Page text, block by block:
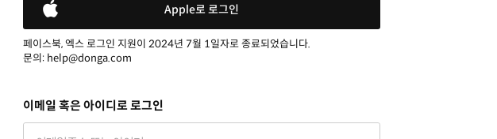
Apple로 로그인
페이스북, 엑스 로그인 지원이 2024년 7월 1일자로 종료되었습니다.
문의: help@donga.com
이메일 혹은 아이디로 로그인